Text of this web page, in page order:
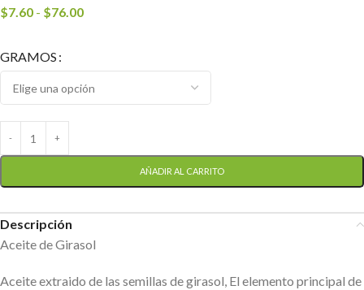
$7.60 - $76.00
GRAMOS
AÑADIR AL CARRITO
Descripción
Aceite de Girasol
Aceite extraido de las semillas de girasol, El elemento principal de